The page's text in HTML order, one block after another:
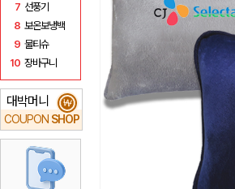
7 선풍기
8 보온보냉백
9 물티슈
10 장바구니
대박머니
COUPON SHOP
₩